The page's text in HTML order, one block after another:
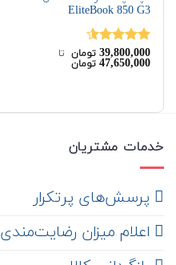
EliteBook 850 G3
نمره4.50
از 5
39,800,000 تومان‌ تا ‌
47,650,000 تومان
خدمات مشتریان
‌ پرسش‌های پرتکرار
اعلام میزان رضایت‌مندی